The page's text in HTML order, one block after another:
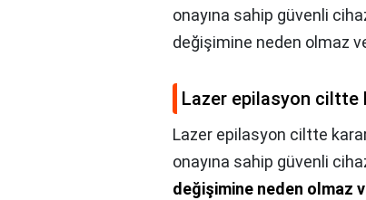
onayına sahip güvenli
değişimine neden olmaz
Lazer epilasyon ciltte
Lazer epilasyon ciltte
onayına sahip güvenli
değişimine neden olmaz